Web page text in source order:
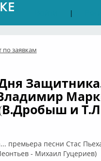
|
по заявкам
и
премьера песни Стас
- Михаил Гуцериев)